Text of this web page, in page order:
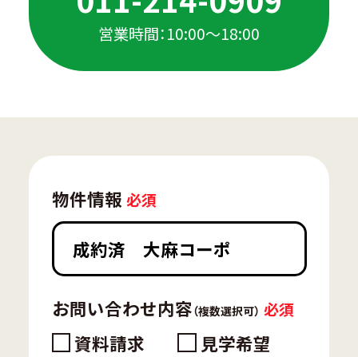
営業時間：10:00〜18:00
物件情報
お問い合わせ内容（複数選択可）
資料請求
見学希望